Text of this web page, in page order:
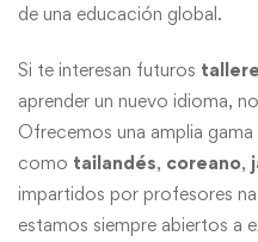
de una educación global.
Si te interesan futuros
aprender un nuevo idioma,
Ofrecemos una amplia
como tailandés, coreano,
impartidos por profesores
estamos siempre abiertos a